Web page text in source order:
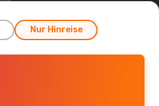
Nur Hinreise